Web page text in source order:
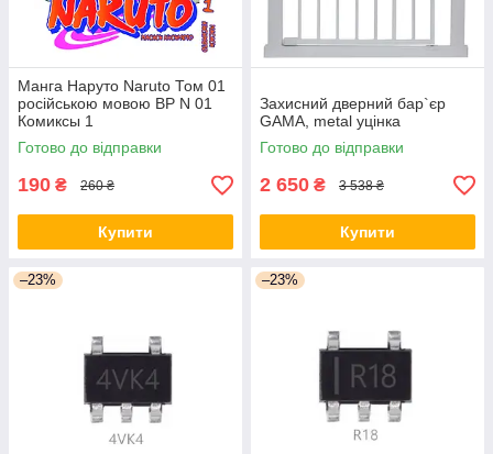
Манга Наруто Naruto Том 01
російською мовою ВР N 01
Комиксы 1
Готово до відправки
190 ₴ 260 ₴
Купити
Захисний дверний бар`єр
GAMA, metal уцінка
Готово до відправки
2 650 ₴ 3 538 ₴
Купити
–23% –23%